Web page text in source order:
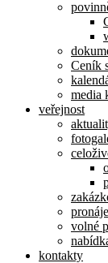
Ceník
media
veřejnost
volné
kontakty